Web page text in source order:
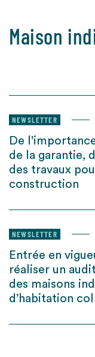
Maison
NEWSLETTER
De
de la garantie,
des travaux
construction
NEWSLETTER
Entrée en
réaliser un
des maisons
d’habitation